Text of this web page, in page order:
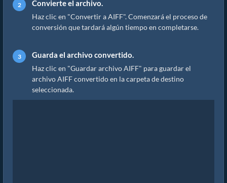
Convierte el archivo.
Haz clic en "Convertir a AIFF". Comenzará el proceso de
conversión que tardará algún tiempo en completarse.
Guarda el archivo convertido.
Haz clic en "Guardar archivo AIFF" para guardar el
archivo AIFF convertido en la carpeta de destino
seleccionada.